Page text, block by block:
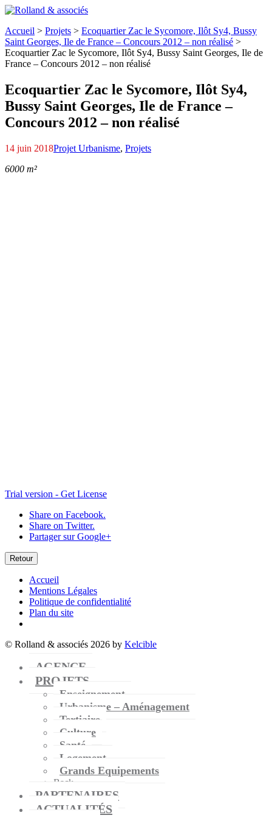
Accueil > Projets > Ecoquartier Zac le Sycomore, Ilôt Sy4, Bussy
Saint Georges, Ile de France – Concours 2012 – non réalisé >
Ecoquartier Zac le Sycomore, Ilôt Sy4, Bussy Saint Georges, Ile de
France – Concours 2012 – non réalisé
Ecoquartier Zac le Sycomore, Ilôt Sy4,
Bussy Saint Georges, Ile de France –
Concours 2012 – non réalisé
14 juin 2018Projet Urbanisme, Projets
6000 m²
Trial version - Get License
Share on Facebook.
Share on Twitter.
Partager sur Google+
Retour
Accueil
Mentions Légales
Politique de confidentialité
Plan du site
© Rolland & associés 2026 by Kelcible
AGENCE
PROJETS
Enseignement
Urbanisme – Aménagement
Tertiaire
Culture
Santé
Logement
Grands Equipements
Back
PARTENAIRES
ACTUALITÉS